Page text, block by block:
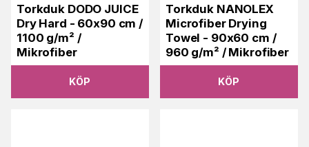
Torkduk DODO JUICE
Dry Hard - 60x90 cm /
1100 g/m² /
Mikrofiber
KÖP
Torkduk NANOLEX
Microfiber Drying
Towel - 90x60 cm /
960 g/m² / Mikrofiber
KÖP